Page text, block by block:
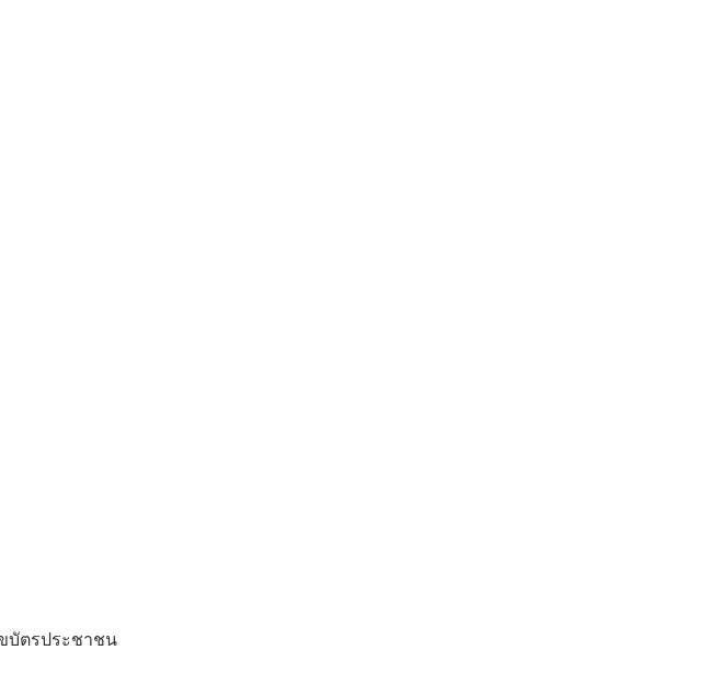
บัตรประชาชน